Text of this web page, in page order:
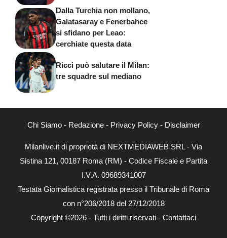
Dalla Turchia non mollano,
Galatasaray e Fenerbahce
si sfidano per Leao:
cerchiate questa data
Ricci può salutare il Milan:
tre squadre sul mediano
Chi Siamo- Redazione- Privacy Policy- Disclaimer
Milanlive.it di proprietà di NEXTMEDIAWEB SRL - Via
Sistina 121, 00187 Roma (RM) - Codice Fiscale e Partita
I.V.A. 09689341007
Testata Giornalistica registrata presso il Tribunale di Roma
con n°206/2018 del 27/12/2018
Copyright ©2026 - Tutti i diritti riservati - Contattaci